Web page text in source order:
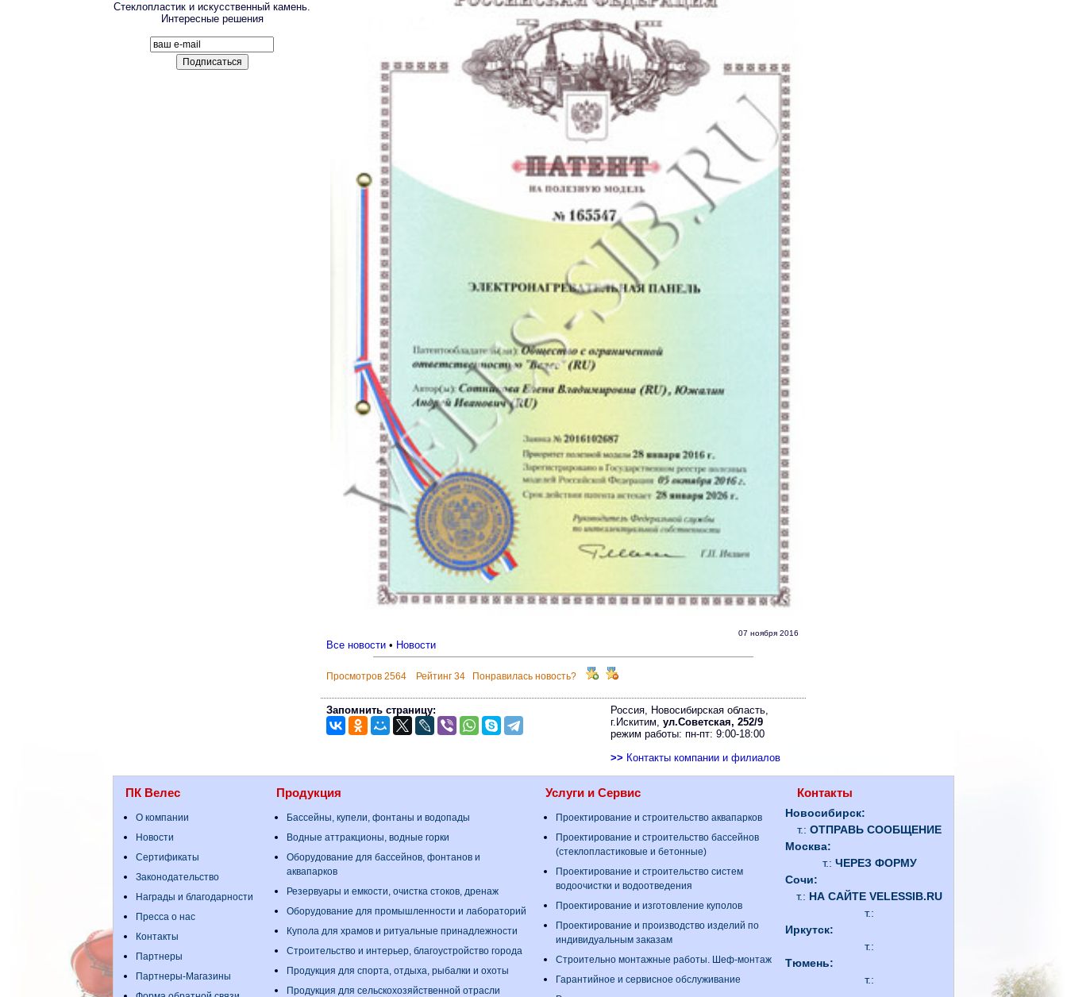
Стеклопластик и искусственный камень.
Интересные решения
07 ноября 2016
Все новости• Новости
Просмотров 2564 Рейтинг 34 Понравилась новость?
Запомнить страницу:
Россия, Новосибирская область,
г.Искитим,ул.Советская, 252/9
режим работы: пн-пт: 9:00-18:00
>> Контакты компании и филиалов
ПК Велес
О компании
Новости
Сертификаты
Законодательство
Награды и благодарности
Пресса о нас
Контакты
Партнеры
Партнеры-Магазины
Продукция
Бассейны, купели, фонтаны и водопады
Водные аттракционы, водные горки
Оборудование для бассейнов, фонтанов и
аквапарков
Резервуары и емкости, очистка стоков, дренаж
Оборудование для промышленности и лабораторий
Купола для храмов и ритуальные принадлежности
Строительство и интерьер, благоустройство города
Продукция для спорта, отдыха, рыбалки и охоты
Продукция для сельскохозяйственной отрасли
Услуги и Сервис
Проектирование и строительство аквапарков
Проектирование и строительство бассейнов
(стеклопластиковые и бетонные)
Проектирование и строительство систем
водоочистки и водоотведения
Проектирование и изготовление куполов
Проектирование и производство изделий по
индивидуальным заказам
Строительно монтажные работы. Шеф-монтаж
Гарантийное и сервисное обслуживание
Контакты
Новосибирск:
т.:ОТПРАВЬ СООБЩЕНИЕ
Москва:
т.: ЧЕРЕЗ ФОРМУ
Сочи:
т.: НА САЙТЕ VELESSIB.RU
т.:
Иркутск:
т.:
Тюмень:
т.: